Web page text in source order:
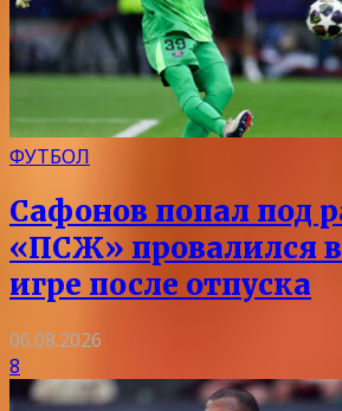
ФУТБОЛ
Сафонов попал под
«ПСЖ» провалился
игре после отпуска
06.08.2026
8